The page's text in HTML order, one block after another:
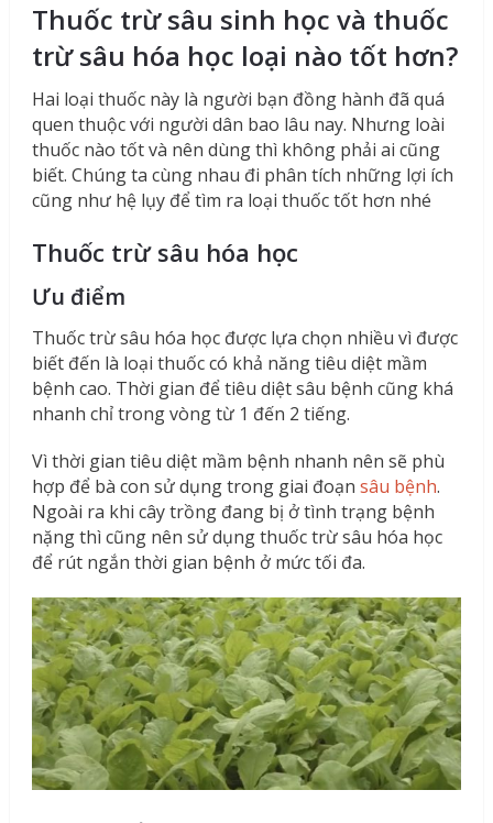
Thuốc trừ sâu sinh học và thuốc
trừ sâu hóa học loại nào tốt hơn?
Hai loại thuốc này là người bạn đồng hành đã quá
quen thuộc với người dân bao lâu nay. Nhưng loài
thuốc nào tốt và nên dùng thì không phải ai cũng
biết. Chúng ta cùng nhau đi phân tích những lợi ích
cũng như hệ lụy để tìm ra loại thuốc tốt hơn nhé
Thuốc trừ sâu hóa học
Ưu điểm
Thuốc trừ sâu hóa học được lựa chọn nhiều vì được
biết đến là loại thuốc có khả năng tiêu diệt mầm
bệnh cao. Thời gian để tiêu diệt sâu bệnh cũng khá
nhanh chỉ trong vòng từ 1 đến 2 tiếng.
Vì thời gian tiêu diệt mầm bệnh nhanh nên sẽ phù
hợp để bà con sử dụng trong giai đoạn sâu bệnh.
Ngoài ra khi cây trồng đang bị ở tình trạng bệnh
nặng thì cũng nên sử dụng thuốc trừ sâu hóa học
để rút ngắn thời gian bệnh ở mức tối đa.